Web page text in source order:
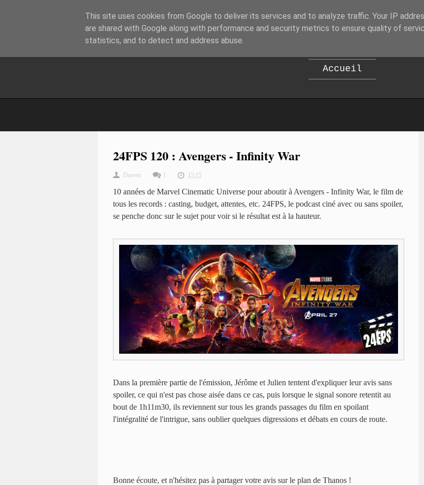
B EPOD
Accueil
24FPS 120 : Avengers - Infinity War
Draven 1 15:15
10 années de Marvel Cinematic Universe pour aboutir à Avengers - Infinity War, le film de
tous les records : casting, budget, attentes, etc. 24FPS, le podcast ciné avec ou sans spoiler,
se penche donc sur le sujet pour voir si le résultat est à la hauteur.
Dans la première partie de l'émission, Jérôme et Julien tentent d'expliquer leur avis sans
spoiler, ce qui n'est pas chose aisée dans ce cas, puis lorsque le signal sonore retentit au
bout de 1h11m30, ils reviennent sur tous les grands passages du film en spoilant
l'intégralité de l'intrigue, sans oublier quelques digressions et débats en cours de route.
Bonne écoute, et n'hésitez pas à partager votre avis sur le plan de Thanos !
This site uses cookies from Google to deliver its services and to analyze traffic. Your IP
are shared with Google along with performance and security metrics to ensure quality of
statistics, and to detect and address abuse.